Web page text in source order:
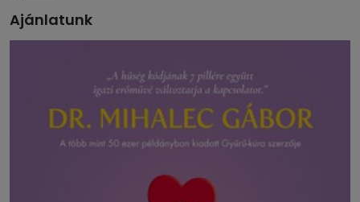
Ajánlatunk